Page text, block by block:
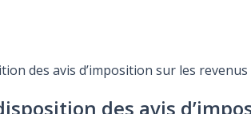
des avis d’imposition sur les revenus
des avis